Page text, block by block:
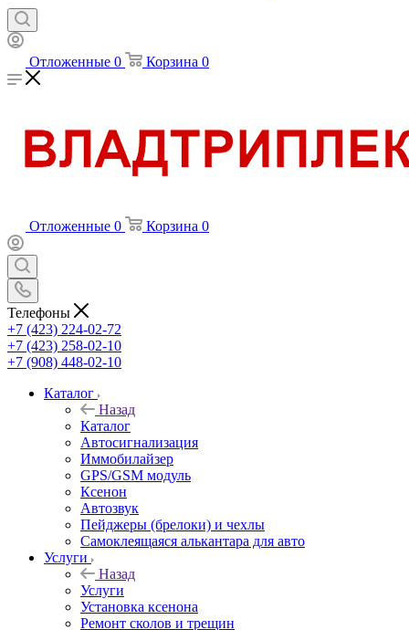
Отложенные 0 Корзина 0
Отложенные 0 Корзина 0
Телефоны
+7 (423) 224-02-72
+7 (423) 258-02-10
+7 (908) 448-02-10
Каталог
Назад
Каталог
Автосигнализация
Иммобилайзер
GPS/GSM модуль
Ксенон
Автозвук
Пейджеры (брелоки) и чехлы
Самоклеящаяся алькантара для авто
Услуги
Назад
Услуги
Установка ксенона
Ремонт сколов и трещин